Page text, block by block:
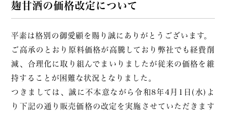
麹甘酒の価格改定について
平素は格別の御愛顧を賜り誠にありがとうございます。
ご高承のとおり原料価格が高騰しており弊社でも経費削
減、合理化に取り組んでまいりましたが従来の価格を維
持することが困難な状況となりました。
つきましては、誠に不本意ながら令和8年4月1日(水)よ
り下記の通り販売価格の改定を実施させていただきます